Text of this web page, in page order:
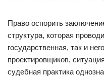
Право оспорить
структура, которая
государственная, так и
проектировщиков,
судебная практика